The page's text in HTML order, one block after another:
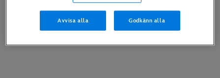
Avvisa alla Godkänn alla